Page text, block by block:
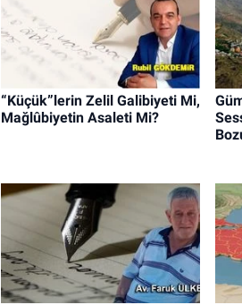
“Küçük”lerin Zelil Galibiyeti Mi,
Mağlûbiyetin Asaleti Mi?